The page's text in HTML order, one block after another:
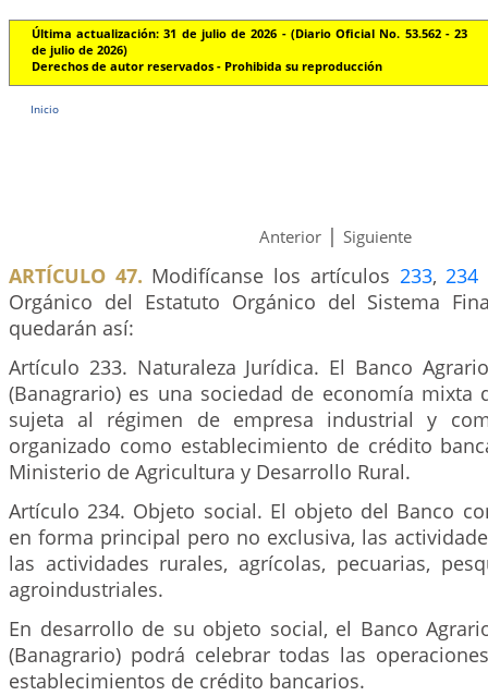
Última actualización: 31 de julio de 2026 - (Diario Oficial No. 53.562 - 23
de julio de 2026)
Derechos de autor reservados - Prohibida su reproducción
Inicio
Anterior | Siguiente
ARTÍCULO 47. Modifícanse los artículos 233,234
Orgánico del Estatuto Orgánico del Sistema
quedarán así:
Artículo 233. Naturaleza Jurídica. El Banco
(Banagrario) es una sociedad de economía mixta
sujeta al régimen de empresa industrial y
organizado como establecimiento de crédito
Ministerio de Agricultura y Desarrollo Rural.
Artículo 234. Objeto social. El objeto del Banco
en forma principal pero no exclusiva, las
las actividades rurales, agrícolas, pecuarias,
agroindustriales.
En desarrollo de su objeto social, el Banco
(Banagrario) podrá celebrar todas las
establecimientos de crédito bancarios.